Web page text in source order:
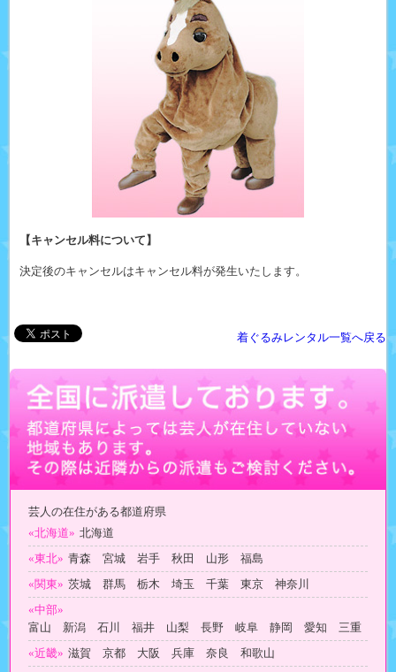
【キャンセル料について】
決定後のキャンセルはキャンセル料が発生いたします。
着ぐるみレンタル一覧へ戻る
芸人の在住がある都道府県
«北海道» 北海道
«東北» 青森 宮城 岩手 秋田 山形 福島
«関東» 茨城 群馬 栃木 埼玉 千葉 東京 神奈川
«中部»
富山 新潟 石川 福井 山梨 長野 岐阜 静岡 愛知 三重
«近畿» 滋賀 京都 大阪 兵庫 奈良 和歌山